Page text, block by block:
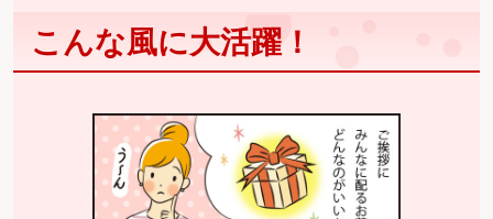
こんな風に大活躍！